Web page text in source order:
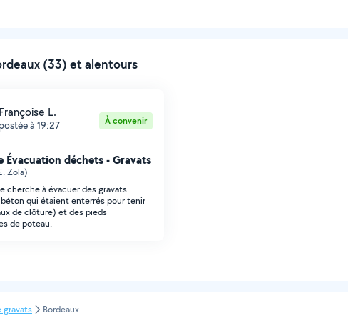
(33) et alentours
Françoise L.
postée à 19:27 À convenir
Évacuation déchets - Gravats
Zola)
cherche à évacuer des gravats
qui étaient enterrés pour tenir
de clôture) et des pieds
de poteau.
gravats Bordeaux